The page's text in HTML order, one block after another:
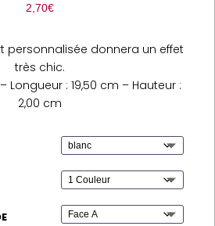
2,70€
personnalisée donnera un effet
très chic.
Longueur : 19,50 cm – Hauteur :
2,00 cm